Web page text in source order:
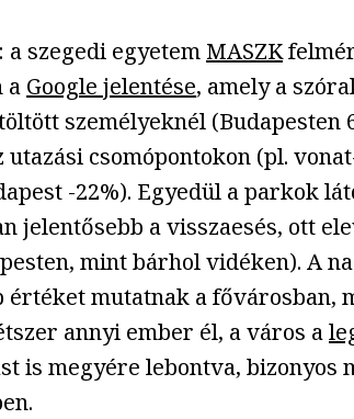
szegedi egyetem MASZK
a Google jelentése, amely a
személyeknél (Budapesten
csomópontokon (pl.
-22%). Egyedül a parkok
jelentősebb a visszaesés, ott
mint bárhol vidéken). A
mutatnak a fővárosban,
annyi ember él, a város a
is megyére lebontva, bizonyos